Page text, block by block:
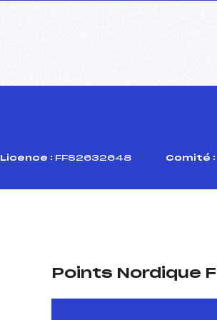
Licence : FFS2632648 Comité :
Points Nordique